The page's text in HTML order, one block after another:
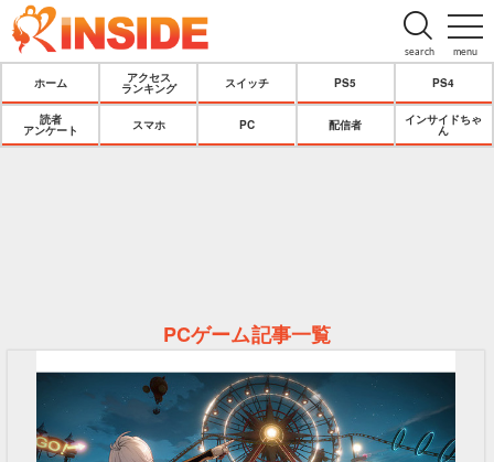
menu
search
ホーム
アクセス
ランキング
スイッチ PS5 PS4
読者
アンケート
スマホ PC 配信者
インサイドちゃ
ん
PCゲーム記事一覧